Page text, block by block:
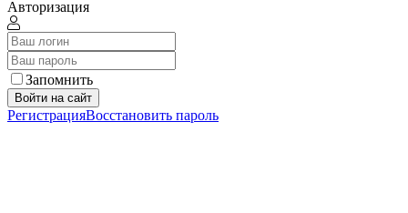
Авторизация
Запомнить
Войти на сайт
РегистрацияВосстановить пароль